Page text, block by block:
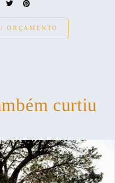
ORÇAMENTO
curtiu